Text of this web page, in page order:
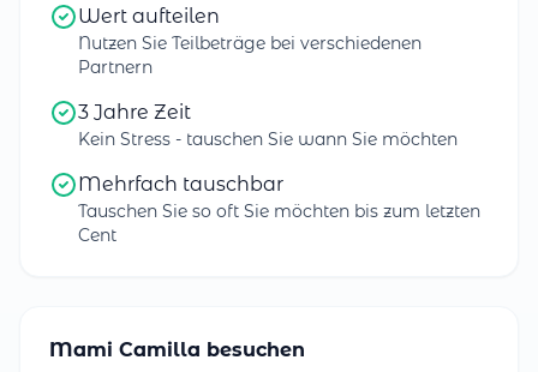
Wert aufteilen
Nutzen Sie Teilbeträge bei verschiedenen
Partnern
3 Jahre Zeit
Kein Stress - tauschen Sie wann Sie möchten
Mehrfach tauschbar
Tauschen Sie so oft Sie möchten bis zum letzten
Cent
Mami Camilla besuchen